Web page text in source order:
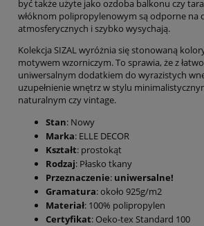
być także użyte jako ozdoba balkonu czy
włóknom polipropylenowym są odporne na
atmosferycznych i szybko wysychają.
Kolekcja SIZAL wyróżnia się stonowaną
motywem wzorniczym. To sprawia, że z
uniwersalnym dodatkiem do wyrazistych
uzupełnienie wnętrz w stylu
naturalnym czy vintage.
Stan: Nowy
Marka: ELLE DECOR
Kształt: prostokąt
Rodzaj: Płasko tkany
Przeznaczenie: uniwersalne!
Gramatura: około 925g/m2
Materiał: 100% polipropylen
Certyfikat: Oeko-tex Standard 100